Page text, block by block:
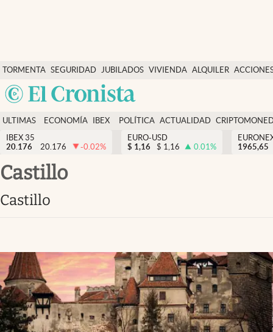
TORMENTA SEGURIDAD
SOCIAL
JUBILADOS VIVIENDA ALQUILER
USA
Economía y finanzas
Política
Actualidad
Criptomonedas
España
ULTIMAS
NOTICIAS
ECONOMÍA
FINANZAS
IBEX
EURO
POLÍTICA ACTUALIDAD
IBEX 35
20.176
20.176 -0.02%
EURO-USD
$ 1,16 $ 1,16 0.01%
1965,65
castillo
castillo